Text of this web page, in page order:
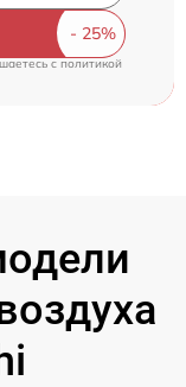
cполитикой